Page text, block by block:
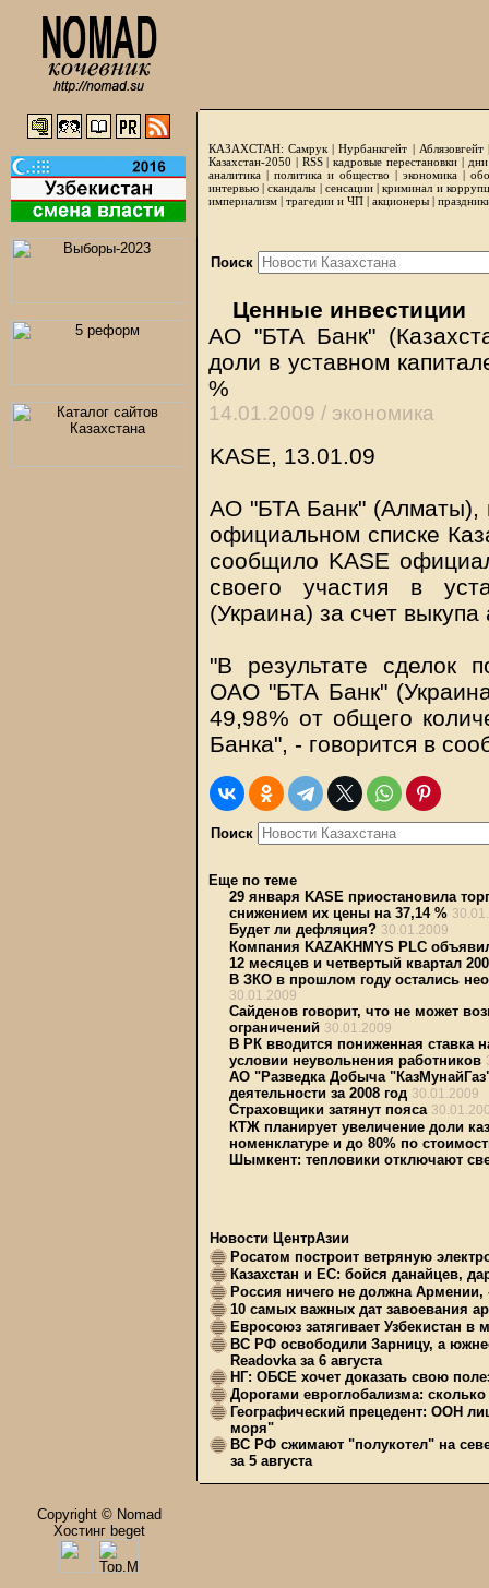
КАЗАХСТАН: Самрук |Нурбанкгейт | Аблязовгейт
Казахстан-2050 | RSS|кадровые перестановки|
аналитика | политика и общество | экономика |
интервью |скандалы | сенсации|криминал и
империализм | трагедии и ЧП | акционеры |
Поиск
Ценные инвестиции
АО "БТА Банк"
доли в уставном
%
14.01.2009 / экономика
KASE, 13.01.09
АО "БТА Банк" (Алматы),
официальном списке
сообщило KASE
своего участия в
(Украина) за счет
"В результате сделок
ОАО "БТА Банк"
49,98% от общего
Банка", - говорится в
Поиск
Еще по теме
29 января KASE приостановила
снижением их цены на 37,14 %
Будет ли дефляция? 30.01.2009
Компания KAZAKHMYS PLC
12 месяцев и четвертый квартал
В ЗКО в прошлом году остались
30.01.2009
Сайденов говорит, что не может
ограничений 30.01.2009
В РК вводится пониженная ставка
условии неувольнения работников
АО "Разведка Добыча
деятельности за 2008 год 30.01.2009
Страховщики затянут пояса
КТЖ планирует увеличение доли
номенклатуре и до 80% по
Шымкент: тепловики отключают
Новости ЦентрАзии
Росатом построит ветряную
Казахстан и ЕС: бойся данайцев,
Россия ничего не должна Армении,
10 самых важных дат завоевания
Евросоюз затягивает Узбекистан
ВС РФ освободили Зарницу, а
Readovka за 6 августа
НГ: ОБСЕ хочет доказать свою
Дорогами евроглобализма:
Географический прецедент: ООН
моря"
ВС РФ сжимают "полукотел" на
за 5 августа
Copyright © Nomad
Хостинг beget